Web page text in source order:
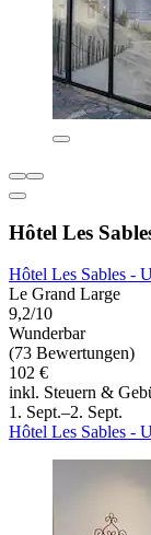
Hôtel Les
Hôtel Les Sables -
Le Grand Large
9,2/10
Wunderbar
(73 Bewertungen)
102 €
inkl. Steuern &
1. Sept.–2. Sept.
Hôtel Les Sables -